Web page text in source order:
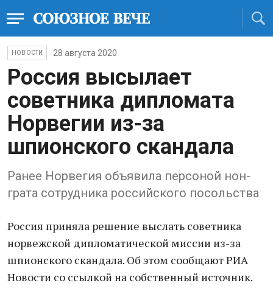
НОВОСТИ 28 августа 2020
Россия высылает
советника дипломата
Норвегии из-за
шпионского скандала
Ранее Норвегия объявила персоной нон-
грата сотрудника российского посольства
Россия приняла решение выслать советника
норвежской дипломатической миссии из-за
шпионского скандала. Об этом сообщают РИА
Новости со ссылкой на собственный источник.